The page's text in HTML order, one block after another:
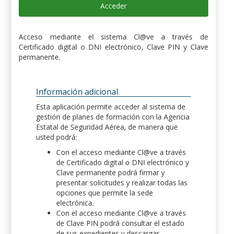
Acceder
Acceso mediante el sistema Cl@ve a través de
Certificado digital o DNI electrónico, Clave PIN y Clave
permanente.
Información adicional
Esta aplicación permite acceder al sistema de
gestión de planes de formación con la Agencia
Estatal de Seguridad Aérea, de manera que
usted podrá:
Con el acceso mediante Cl@ve a través
de Certificado digital o DNI electrónico y
Clave permanente podrá firmar y
presentar solicitudes y realizar todas las
opciones que permite la sede
electrónica.
Con el acceso mediante Cl@ve a través
de Clave PIN podrá consultar el estado